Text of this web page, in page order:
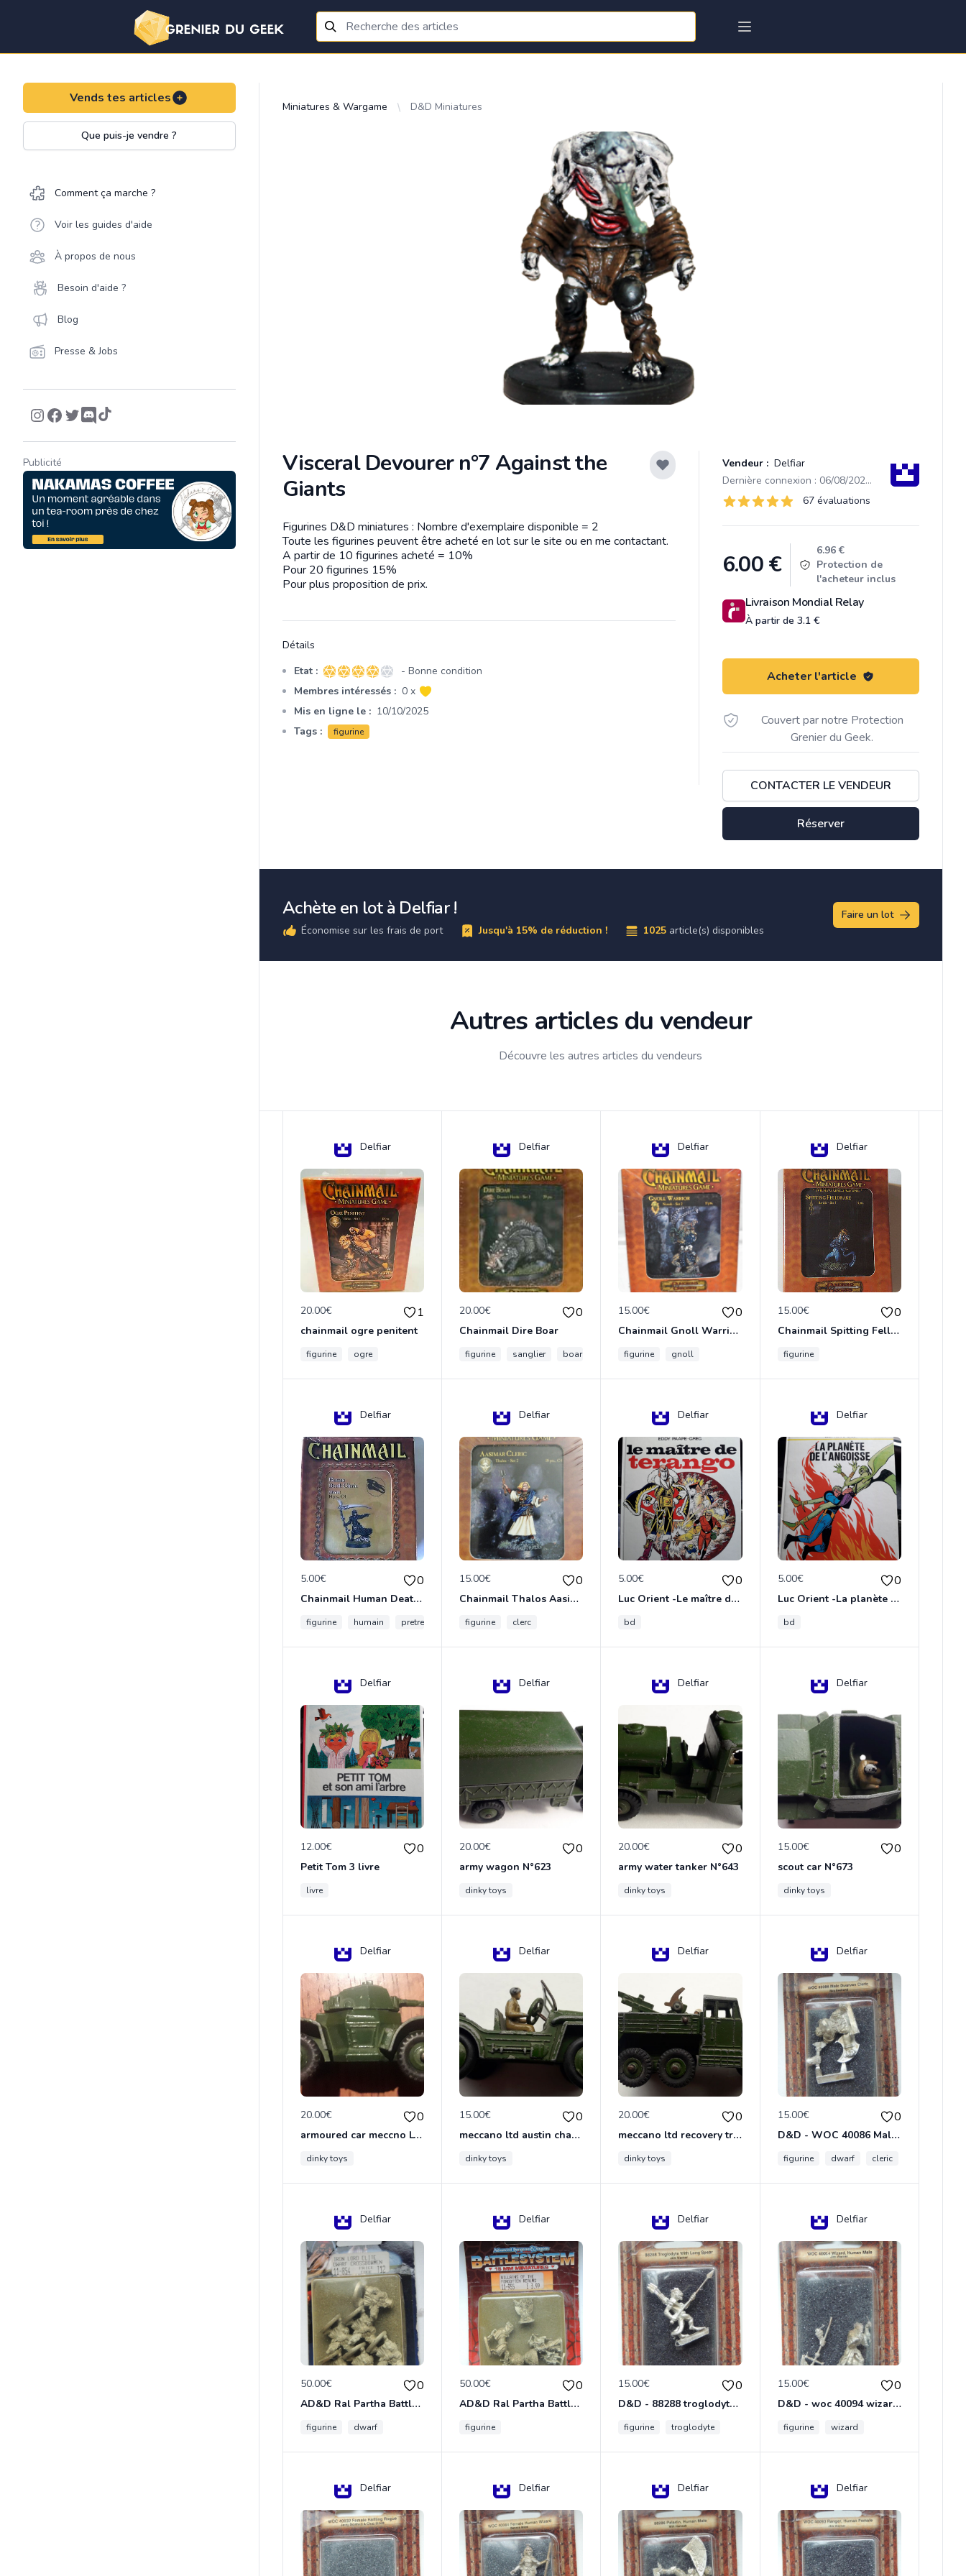
Vends tes articles
Que puis-je vendre ?
Comment ça marche ?
Voir les guides d'aide
À propos de nous
Besoin d'aide ?
Blog
Presse & Jobs
Publicité
Miniatures & Wargame D&D Miniatures
Visceral Devourer n°7 Against the
Giants
Vendeur : Delfiar
Dernière connexion : 06/08/2026 14:14
Évaluations
67 sur 5 étoiles 67 évaluations
Product information
6.00€
6.96 €
Protection de
l'acheteur inclus
Livraison Mondial Relay
À partir de 3.1 €
Acheter l'article
Couvert par notre Protection
Grenier du Geek.
CONTACTER LE VENDEUR
Réserver
Description
Figurines D&D miniatures : Nombre d'exemplaire disponible = 2
Toute les figurines peuvent être acheté en lot sur le site ou en me contactant.
A partir de 10 figurines acheté = 10%
Pour 20 figurines 15%
Pour plus proposition de prix.
Détails
Etat : 4 sur 5 étoiles
- Bonne condition
Membres intéressés : 0 x
Mis en ligne le : 10/10/2025
Tags :
figurine
Achète en lot à Delfiar !
Économise sur les frais de port Jusqu'à 15% de réduction ! 1025 article(s) disponibles
Faire un lot
Autres articles du vendeur
Découvre les autres articles du vendeurs
Delfiar
20.00€ 1
chainmail ogre penitent
figurine ogre
Delfiar
20.00€ 0
Chainmail Dire Boar
figurine sanglier boar
Delfiar
15.00€ 0
Chainmail Gnoll Warrior Dungeons & Dragons
figurine gnoll
Delfiar
15.00€ 0
Chainmail Spitting Felldrake
figurine
Delfiar
5.00€ 0
Chainmail Human Death Cleric
figurine humain pretre
Delfiar
15.00€ 0
Chainmail Thalos Aasimar Cleric
figurine clerc
Delfiar
5.00€ 0
Luc Orient -Le maître de terango
bd
Delfiar
5.00€ 0
Luc Orient -La planète de l'angoisse
bd
Delfiar
12.00€ 0
Petit Tom 3 livre
livre
Delfiar
20.00€ 0
army wagon N°623
dinky toys
Delfiar
20.00€ 0
army water tanker N°643
dinky toys
Delfiar
15.00€ 0
scout car N°673
dinky toys
Delfiar
20.00€ 0
armoured car meccno LTD N°670
dinky toys
Delfiar
15.00€ 0
meccano ltd austin champ N°674
dinky toys
Delfiar
20.00€ 0
meccano ltd recovery tractor N°661
dinky toys
Delfiar
15.00€ 0
D&D - WOC 40086 Male Dwarven Cleric Miniature - Donjons Dragons
figurine dwarf cleric
Delfiar
50.00€ 0
AD&D Ral Partha Battlesystem Miniatures Pack Iron Lord Dwarf Crossbowmen 11-854
figurine dwarf
Delfiar
50.00€ 0
AD&D Ral Partha Battlesystem Villains/Forgotten Realms 11-955 Miniatures
figurine
Delfiar
15.00€ 0
D&D - 88288 troglodyte with long Miniature - Donjons Dragons
figurine troglodyte
Delfiar
15.00€ 0
D&D - woc 40094 wizard human male Miniature - Donjons Dragons
figurine wizard
Delfiar Delfiar Delfiar Delfiar